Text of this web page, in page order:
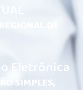
DE
Eletrônica
SIMPLES,